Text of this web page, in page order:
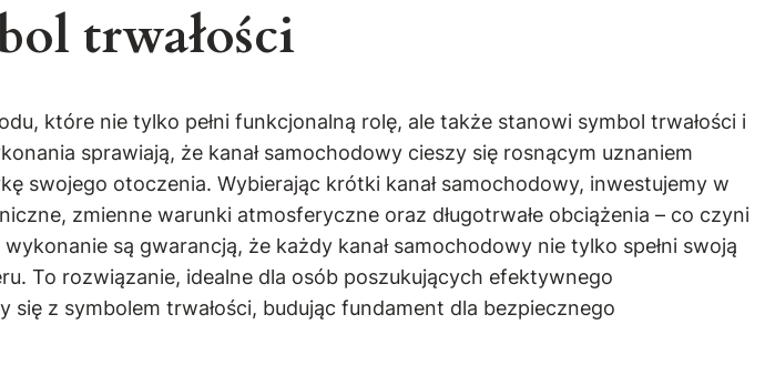
trwałości
które nie tylko pełni funkcjonalną rolę, ale także stanowi symbol trwałości i
sprawiają, że kanał samochodowy cieszy się rosnącym uznaniem
swojego otoczenia. Wybierając krótki kanał samochodowy, inwestujemy w
zmienne warunki atmosferyczne oraz długotrwałe obciążenia – co czyni
są gwarancją, że każdy kanał samochodowy nie tylko spełni swoją
To rozwiązanie, idealne dla osób poszukujących efektywnego
z symbolem trwałości, budując fundament dla bezpiecznego